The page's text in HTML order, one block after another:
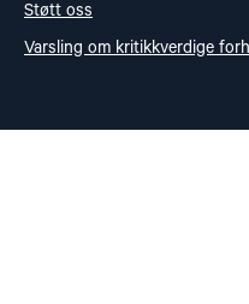
Støtt oss
Varsling om kritikkverdige